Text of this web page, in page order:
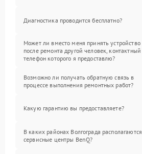
Диагностика проводится бесплатно?
Может ли вместо меня принять устройство
после ремонта другой человек, контактный
телефон которого я предоставлю?
Возможно ли получать обратную связь в
процессе выполнения ремонтных работ?
Какую гарантию вы предоставляете?
В каких районах Волгограда располагаются
сервисные центры BenQ?